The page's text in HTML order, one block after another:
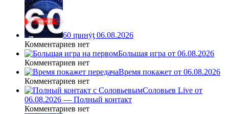
60 ṃинẏƫ 06.08.2026
Комментариев нет
Большая игра от 06.08.2026
Комментариев нет
Время покажет от 06.08.2026
Комментариев нет
Соловьев Live от
06.08.2026 — Полный контакт
Комментариев нет